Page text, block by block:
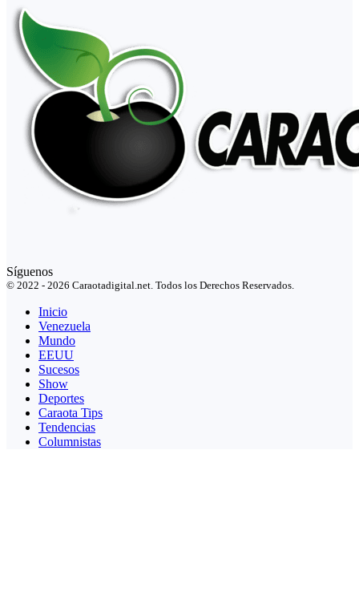
Síguenos
© 2022 - 2026 Caraotadigital.net. Todos los Derechos Reservados.
Inicio
Venezuela
Mundo
EEUU
Sucesos
Show
Deportes
Caraota Tips
Tendencias
Columnistas